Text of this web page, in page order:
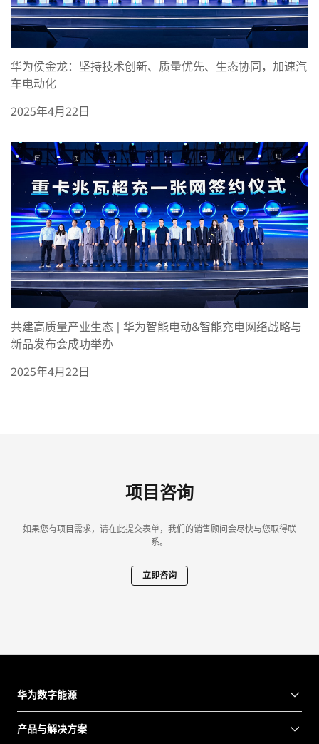
华为侯金龙：坚持技术创新、质量优先、生态协同，加速汽
车电动化
2025年4月22日
共建高质量产业生态 | 华为智能电动&智能充电网络战略与
新品发布会成功举办
2025年4月22日
项目咨询
如果您有项目需求，请在此提交表单，我们的销售顾问会尽快与您取得联
系。
立即咨询
华为数字能源
产品与解决方案